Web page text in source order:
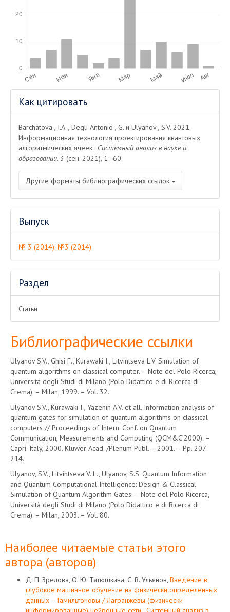
Информация
о статье
Как цитировать
Barchatova , I.A. , Degli Antonio , G. и Ulyanov , S.V. 2021.
Информационная технология проектирования квантовых
алгоритмических ячеек . Системный анализ в науке и
образовании. 3 (сен. 2021), 1–60.
Другие форматы библиографических ссылок
Выпуск
№ 3 (2014): №3 (2014)
Раздел
Статьи
Библиографические ссылки
Ulyanov S.V., Ghisi F., Kurawaki I., Litvintseva L.V. Simulation of
quantum algorithms on classical computer. – Note del Polo Ricerca,
Università degli Studi di Milano (Polo Didattico e di Ricerca di
Crema). – Milan, 1999. – Vol. 32.
Ulyanov S.V., Kurawaki I., Yazenin A.V. et all. Information analysis of
quantum gates for simulation of quantum algorithms on classical
computers // Proceedings of Intern. Conf. on Quantum
Communication, Measurements and Computing (QCM&C’2000). –
Capri. Italy, 2000. Kluwer Acad. /Plenum Publ. – 2001. – Pр. 207-
214.
Ulyanov, S.V., Litvintseva V. L., Ulyanov, S.S. Quantum Information
and Quantum Computational Intelligence: Design & Classical
Simulation of Quantum Algorithm Gates. – Note del Polo Ricerca,
Università degli Studi di Milano (Polo Didattico e di Ricerca di
Crema). – Milan, 2003. – Vol. 80.
Наиболее читаемые статьи этого
автора (авторов)
Д. П. Зрелова, О. Ю. Тятюшкина, С. В. Ульянов, Введение в
глубокое машинное обучение на физически определенных
данных – Гамильтоновы / Лагранжевы (физически